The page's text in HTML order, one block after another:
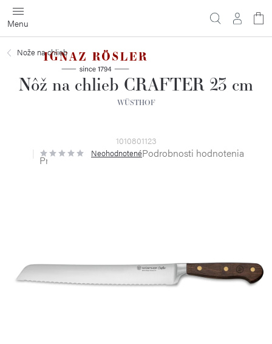
Prejsť
na
obsah
Nože na chlieb
Nôž na chlieb CRAFTER 23 cm
WÜSTHOF
1010801123
Priemerné
hodnotenie
NeohodnotenéPodrobnosti hodnotenia